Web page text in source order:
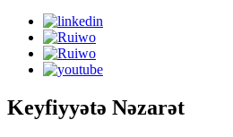
Keyfiyyətə Nəzarət